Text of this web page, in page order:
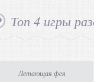
Топ 4 игры
Летающая фея